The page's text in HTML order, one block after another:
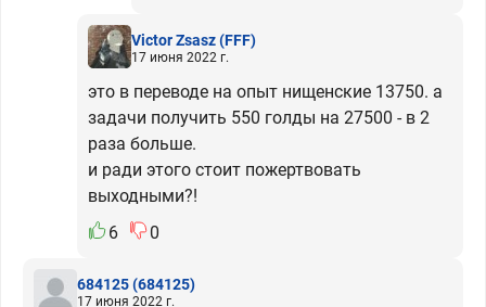
Victor Zsasz(FFF)
17 июня 2022 г.
это в переводе на опыт нищенские 13750. а
задачи получить 550 голды на 27500 - в 2
раза больше.
и ради этого стоит пожертвовать
выходными?!
6
0
684125(684125)
17 июня 2022 г.